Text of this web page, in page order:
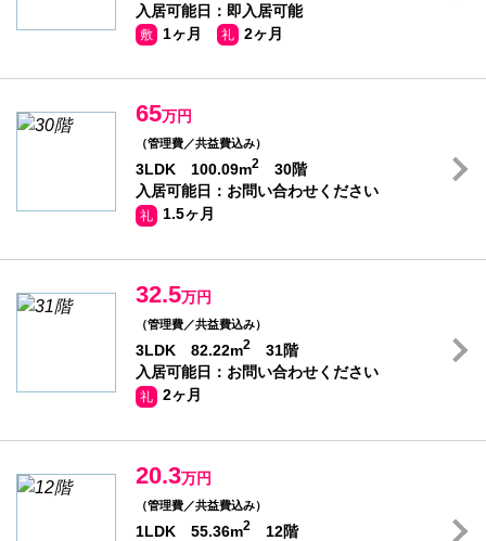
入居可能日：即入居可能
敷 1ヶ月 礼 2ヶ月
65万円
（管理費／共益費込み）
3LDK 100.09m2
30階
入居可能日：お問い合わせください
礼 1.5ヶ月
32.5万円
（管理費／共益費込み）
3LDK 82.22m2
31階
入居可能日：お問い合わせください
礼 2ヶ月
20.3万円
（管理費／共益費込み）
1LDK 55.36m2
12階